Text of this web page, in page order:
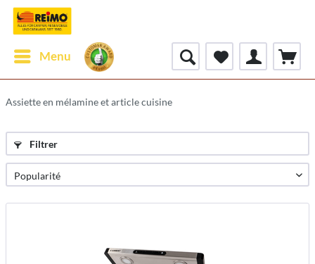
Menu
Assiette en mélamine et article cuisine
Filtrer